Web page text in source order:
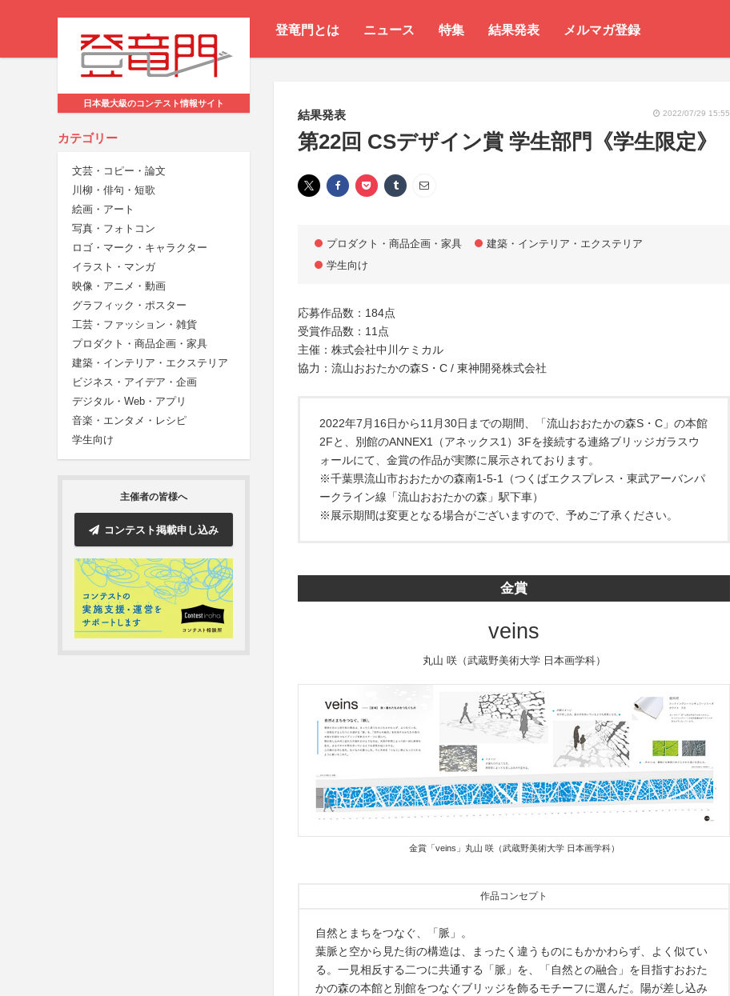
登竜門とは ニュース 特集 結果発表 メルマガ登録
日本最大級のコンテスト情報サイト
カテゴリー
文芸・コピー・論文
川柳・俳句・短歌
絵画・アート
写真・フォトコン
ロゴ・マーク・キャラクター
イラスト・マンガ
映像・アニメ・動画
グラフィック・ポスター
工芸・ファッション・雑貨
プロダクト・商品企画・家具
建築・インテリア・エクステリア
ビジネス・アイデア・企画
デジタル・Web・アプリ
音楽・エンタメ・レシピ
学生向け
主催者の皆様へ
コンテスト掲載申し込み
結果発表 2022/07/29 15:55
第22回 CSデザイン賞 学生部門《学生限定》
プロダクト・商品企画・家具
建築・インテリア・エクステリア
学生向け
応募作品数：184点
受賞作品数：11点
主催：株式会社中川ケミカル
協力：流山おおたかの森S・C / 東神開発株式会社
2022年7月16日から11月30日までの期間、「流山おおたかの森S・C」の本館
2Fと、別館のANNEX1（アネックス1）3Fを接続する連絡ブリッジガラスウ
ォールにて、金賞の作品が実際に展示されております。
※千葉県流山市おおたかの森南1-5-1（つくばエクスプレス・東武アーバンパ
ークライン線「流山おおたかの森」駅下車）
※展示期間は変更となる場合がございますので、予めご了承ください。
金賞
veins
丸山 咲（武蔵野美術大学 日本画学科）
金賞「veins」丸山 咲（武蔵野美術大学 日本画学科）
作品コンセプト
自然とまちをつなぐ、「脈」。
葉脈と空から見た街の構造は、まったく違うものにもかかわらず、よく似てい
る。一見相反する二つに共通する「脈」を、「自然との融合」を目指すおおた
かの森の本館と別館をつなぐブリッジを飾るモチーフに選んだ。陽が差し込み